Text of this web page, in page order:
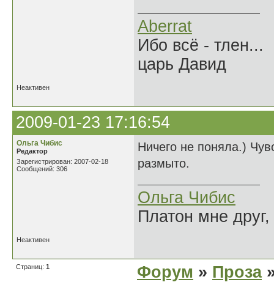
Aberrat
Ибо всё - тлен...
царь Давид
Неактивен
2009-01-23 17:16:54
Ольга Чибис
Редактор
Зарегистрирован: 2007-02-18
Сообщений: 306
Ничего не поняла.)
размыто.
Ольга Чибис
Платон мне
Неактивен
Страниц: 1 Форум » Проза